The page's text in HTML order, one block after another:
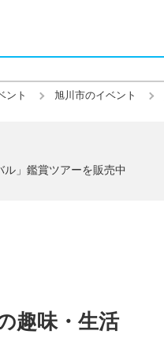
ント 旭川市のイベント
」鑑賞ツアーを販売中
趣味・生活